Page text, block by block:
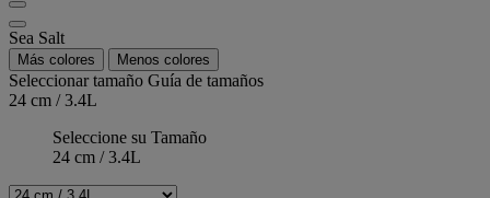
Sea Salt
Más colores Menos colores
Seleccionar tamaño Guía de tamaños
24 cm / 3.4L
Seleccione su Tamaño
24 cm / 3.4L